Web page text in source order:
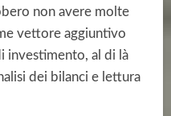
non avere molte
vettore aggiuntivo
investimento, al di là
dei bilanci e lettura